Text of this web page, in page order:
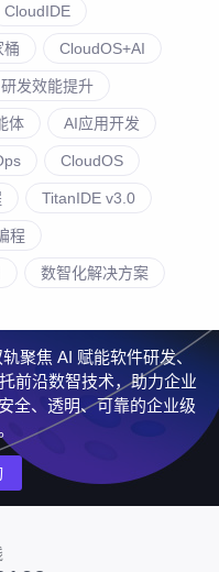
CloudIDE
桶 CloudOS+AI
研发效能提升
体 AI应用开发
CloudOS
TitanIDE v3.0
程
数智化解决方案
聚焦 AI 赋能软件研发、
前沿数智技术，助力企业
全、透明、可靠的企业级